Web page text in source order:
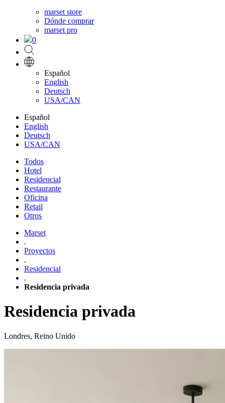
marset store
Dónde comprar
marset pro
0
Español
English
Deutsch
USA/CAN
Español
English
Deutsch
USA/CAN
Todos
Hotel
Residencial
Restaurante
Oficina
Retail
Otros
Marset
.
Proyectos
.
Residencial
.
Residencia privada
Residencia privada
Londres, Reino Unido